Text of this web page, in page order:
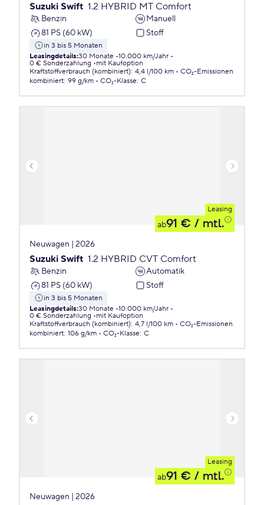
Suzuki Swift 1.2 HYBRID MT Comfort
Benzin
Manuell
81 PS (60 kW)
Stoff
in 3 bis 5 Monaten
Leasingdetails:30 Monate 10.000 km/Jahr
0 € Sonderzahlung
mit Kaufoption
Kraftstoffverbrauch (kombiniert): 4,4 l/100 km
CO₂-Emissionen
kombiniert: 99 g/km CO₂-Klasse: C
Leasing
ab91 € / mtl.
Neuwagen | 2026
Suzuki Swift 1.2 HYBRID CVT Comfort
Benzin
Automatik
81 PS (60 kW)
Stoff
in 3 bis 5 Monaten
Leasingdetails:30 Monate 10.000 km/Jahr
0 € Sonderzahlung
mit Kaufoption
Kraftstoffverbrauch (kombiniert): 4,7 l/100 km
CO₂-Emissionen
kombiniert: 106 g/km CO₂-Klasse: C
Leasing
ab91 € / mtl.
Neuwagen | 2026